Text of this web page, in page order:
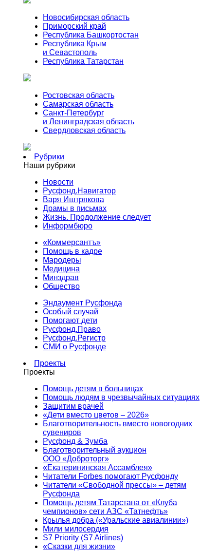
Новосибирская область
Приморский край
Республика Башкортостан
Республика Крым
и Севастополь
Республика Татарстан
Ростовская область
Самарская область
Санкт-Петербург
и Ленинградская область
Свердловская область
Рубрики
Наши рубрики
Новости
Русфонд.Навигатор
Варя Иштрякова
Драмы в письмах
Жизнь. Продолжение следует
Информбюро
«Коммерсантъ»
Помощь в кадре
Мародеры
Медицина
Минздрав
Общество
Эндаумент Русфонда
Особый случай
Помогают дети
Русфонд.Право
Русфонд.Регистр
СМИ о Русфонде
Проекты
Проекты
Помощь детям в больницах
Помощь людям в чрезвычайных ситуациях
Защитим врачей
«Дети вместо цветов – 2026»
Благотворительность вместо новогодних
сувениров
Русфонд & Зумба
Благотворительный аукцион
ООО «Доброторг»
«Екатерининская Ассамблея»
Читатели Forbes помогают Русфонду
Читатели «Свободной прессы» – детям
Русфонда
Помощь детям Татарстана от «Клуба
чемпионов» сети АЗС «Татнефть»
Крылья добра («Уральские авиалинии»)
Мили милосердия
S7 Priority (S7 Airlines)
«Сказки для жизни»